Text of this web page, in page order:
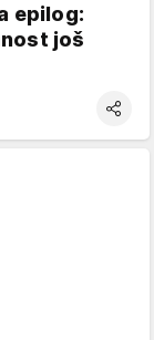
epilog:
još